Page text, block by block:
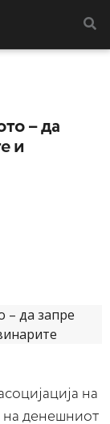
– да
и
на
денешниот